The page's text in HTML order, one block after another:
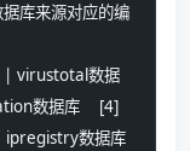
库来源对应的编
| virustotal数据
数据库    [4]
数据库